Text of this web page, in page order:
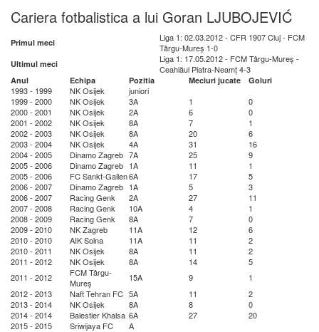
Cariera fotbalistica a lui Goran LJUBOJEVIĆ
Primul meci
Liga 1: 02.03.2012 - CFR 1907 Cluj - FCM
Târgu-Mureș 1-0
Ultimul meci
Liga 1: 17.05.2012 - FCM Târgu-Mureș -
Ceahlăul Piatra-Neamț 4-3
Anul Echipa Pozitia Meciuri jucate Goluri
1993 - 1999 NK Osijek
juniori
1999 - 2000
NK Osijek 3A 1
0
2000 - 2001
NK Osijek 2A 6
0
2001 - 2002
NK Osijek 8A 7
1
2002 - 2003
NK Osijek 8A 20
6
2003 - 2004
NK Osijek 4A 31
16
2004 - 2005
Dinamo Zagreb 7A 25
9
2005 - 2006
Dinamo Zagreb 1A 11
1
2005 - 2006
FC Sankt-Gallen6A 17
5
2006 - 2007
Dinamo Zagreb 1A 5
3
2006 - 2007
Racing Genk 2A 27
11
2007 - 2008
Racing Genk 10A 4
1
2008 - 2009
Racing Genk 8A 7
0
2009 - 2010
NK Zagreb 11A 12
6
2010 - 2010
AIK Solna 11A 11
2
2010 - 2011
NK Osijek 8A 11
2
2011 - 2012
NK Osijek 8A 14
5
2011 - 2012
FCM Târgu-
Mureș
15A 9
1
2012 - 2013
Naft Tehran FC 5A 11
2
2013 - 2014
NK Osijek 8A 8
0
2014 - 2014
Balestier Khalsa 6A 27
20
2015 - 2015
Sriwijaya FC A